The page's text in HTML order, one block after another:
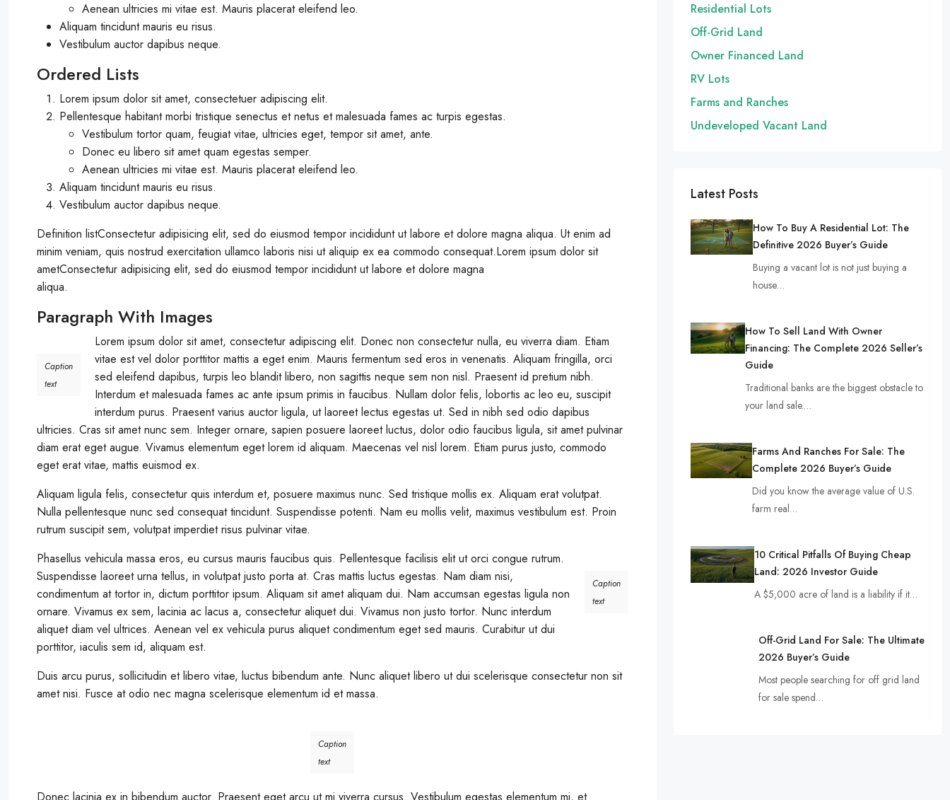
Aenean ultricies mi vitae est. Mauris placerat eleifend leo.
Aliquam tincidunt mauris eu risus.
Vestibulum auctor dapibus neque.
Ordered Lists
Lorem ipsum dolor sit amet, consectetuer adipiscing elit.
Pellentesque habitant morbi tristique senectus et netus et malesuada fames ac turpis egestas.
Vestibulum tortor quam, feugiat vitae, ultricies eget, tempor sit amet, ante.
Donec eu libero sit amet quam egestas semper.
Aenean ultricies mi vitae est. Mauris placerat eleifend leo.
Aliquam tincidunt mauris eu risus.
Vestibulum auctor dapibus neque.
Definition listConsectetur adipisicing elit, sed do eiusmod tempor incididunt ut labore et dolore magna aliqua. Ut enim ad
minim veniam, quis nostrud exercitation ullamco laboris nisi ut aliquip ex ea commodo consequat.Lorem ipsum dolor sit
ametConsectetur adipisicing elit, sed do eiusmod tempor incididunt ut labore et dolore magna
aliqua.
Paragraph With Images
Caption
text
Lorem ipsum dolor sit amet, consectetur adipiscing elit. Donec non consectetur nulla, eu viverra diam. Etiam
vitae est vel dolor porttitor mattis a eget enim. Mauris fermentum sed eros in venenatis. Aliquam fringilla, orci
sed eleifend dapibus, turpis leo blandit libero, non sagittis neque sem non nisl. Praesent id pretium nibh.
Interdum et malesuada fames ac ante ipsum primis in faucibus. Nullam dolor felis, lobortis ac leo eu, suscipit
interdum purus. Praesent varius auctor ligula, ut laoreet lectus egestas ut. Sed in nibh sed odio dapibus
ultricies. Cras sit amet nunc sem. Integer ornare, sapien posuere laoreet luctus, dolor odio faucibus ligula, sit amet pulvinar
diam erat eget augue. Vivamus elementum eget lorem id aliquam. Maecenas vel nisl lorem. Etiam purus justo, commodo
eget erat vitae, mattis euismod ex.
Aliquam ligula felis, consectetur quis interdum et, posuere maximus nunc. Sed tristique mollis ex. Aliquam erat volutpat.
Nulla pellentesque nunc sed consequat tincidunt. Suspendisse potenti. Nam eu mollis velit, maximus vestibulum est. Proin
rutrum suscipit sem, volutpat imperdiet risus pulvinar vitae.
Caption
text
Phasellus vehicula massa eros, eu cursus mauris faucibus quis. Pellentesque facilisis elit ut orci congue rutrum.
Suspendisse laoreet urna tellus, in volutpat justo porta at. Cras mattis luctus egestas. Nam diam nisi,
condimentum at tortor in, dictum porttitor ipsum. Aliquam sit amet aliquam dui. Nam accumsan egestas ligula non
ornare. Vivamus ex sem, lacinia ac lacus a, consectetur aliquet dui. Vivamus non justo tortor. Nunc interdum
aliquet diam vel ultrices. Aenean vel ex vehicula purus aliquet condimentum eget sed mauris. Curabitur ut dui
porttitor, iaculis sem id, aliquam est.
Duis arcu purus, sollicitudin et libero vitae, luctus bibendum ante. Nunc aliquet libero ut dui scelerisque consectetur non sit
amet nisi. Fusce at odio nec magna scelerisque elementum id et massa.
Caption
text
Residential Lots
Off-Grid Land
Owner Financed Land
RV Lots
Farms and Ranches
Undeveloped Vacant Land
Latest Posts
How To Buy A Residential Lot: The
Definitive 2026 Buyer’s Guide
Buying a vacant lot is not just buying a
house…
How To Sell Land With Owner
Financing: The Complete 2026 Seller’s
Guide
Traditional banks are the biggest obstacle to
your land sale.…
Farms And Ranches For Sale: The
Complete 2026 Buyer’s Guide
Did you know the average value of U.S.
farm real…
10 Critical Pitfalls Of Buying Cheap
Land: 2026 Investor Guide
A $5,000 acre of land is a liability if it…
Off-Grid Land For Sale: The Ultimate
2026 Buyer’s Guide
Most people searching for off grid land
for sale spend…